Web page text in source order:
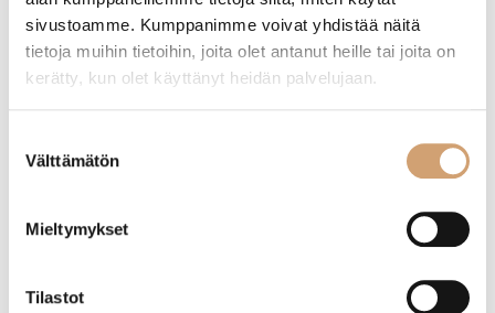
sivustoamme. Kumppanimme voivat yhdistää näitä
tietoja muihin tietoihin, joita olet antanut heille tai joita on
kerätty, kun olet käyttänyt heidän palvelujaan.
valinta
Välttämätön
Mieltymykset
Tilastot
Stölzle Lausitz Classic grappalasi 9cl
8,50€